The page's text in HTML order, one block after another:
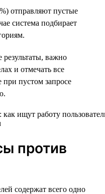
отправляют пустые
система подбирает
важно
и отмечать все
пустом запросе
против
содержат всего одно